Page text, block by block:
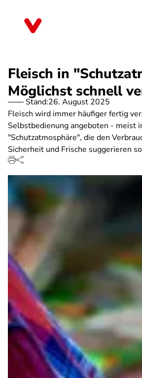
Fleisch in
Möglichst schnell
Stand:26. August 2025
Fleisch wird immer häufiger fertig
Selbstbedienung angeboten - meist
"Schutzatmosphäre", die den
Sicherheit und Frische suggerieren